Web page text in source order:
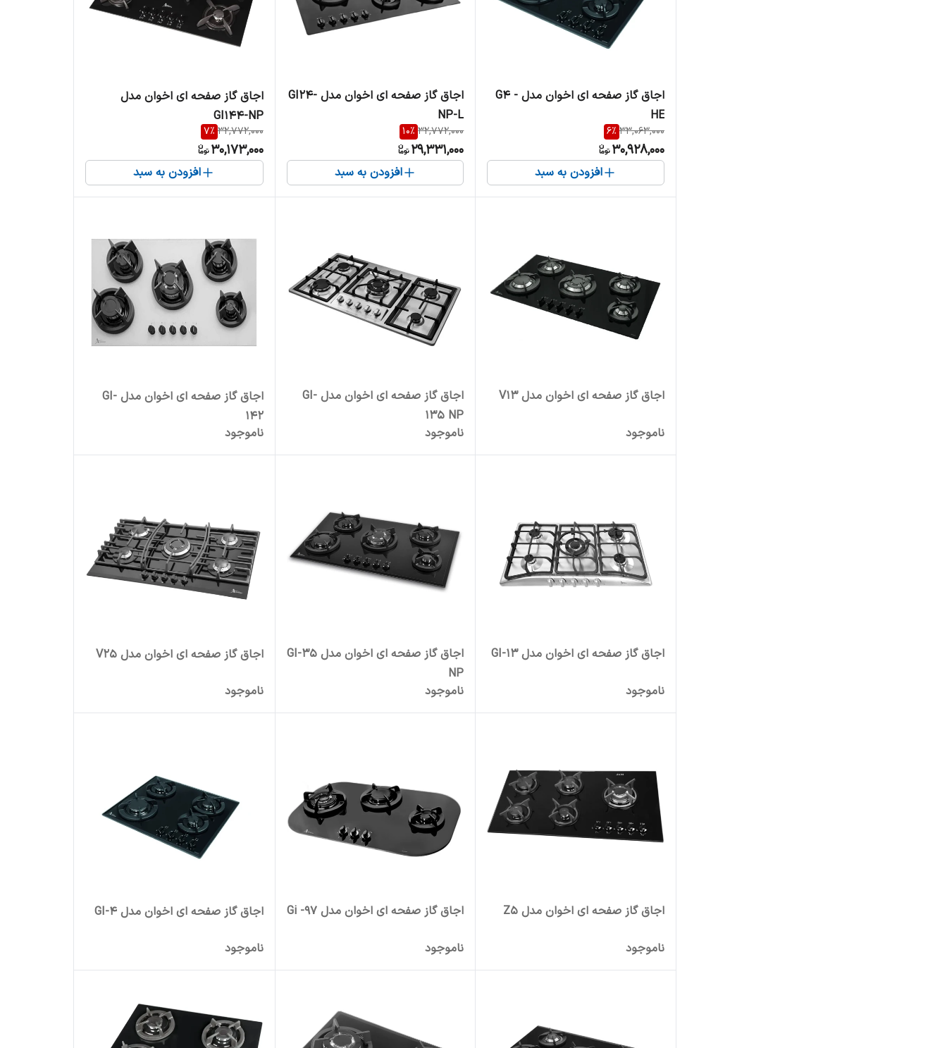
اجاق گاز صفحه ای اخوان مدل G4 -
HE
33,063,000
6%
30,928,000
افزودن به سبد
اجاق گاز صفحه ای اخوان مدل GI24-
NP-L
32,772,000
10%
29,331,000
افزودن به سبد
اجاق گاز صفحه ای اخوان مدل
GI144-NP
32,772,000
7%
30,173,000
افزودن به سبد
اجاق گاز صفحه ای اخوان مدل V13
ناموجود
اجاق گاز صفحه ای اخوان مدل GI-
135 NP
ناموجود
اجاق گاز صفحه ای اخوان مدل GI-
142
ناموجود
اجاق گاز صفحه ای اخوان مدل GI-13
ناموجود
اجاق گاز صفحه ای اخوان مدل GI-35
NP
ناموجود
اجاق گاز صفحه ای اخوان مدل V25
ناموجود
اجاق گاز صفحه ای اخوان مدل Z5
ناموجود
اجاق گاز صفحه ای اخوان مدل Gi -97
ناموجود
اجاق گاز صفحه ای اخوان مدل GI-4
ناموجود